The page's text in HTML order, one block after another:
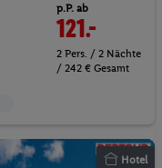
p.P. ab
121.-
2 Pers. / 2 Nächte
/ 242 € Gesamt
Hotel